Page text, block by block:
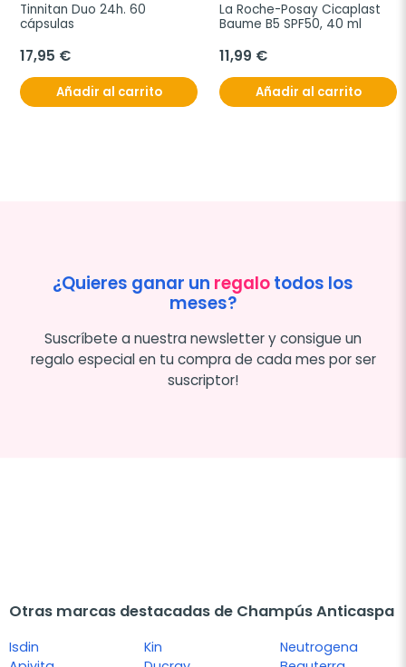
Tinnitan Duo 24h. 60
cápsulas
17,95 €
Añadir al carrito
La Roche-Posay Cicaplast
Baume B5 SPF50, 40 ml
11,99 €
Añadir al carrito
¿Quieres ganar un regalotodos los
meses?
Suscríbete a nuestra newsletter y consigue un
regalo especial en tu compra de cada mes por ser
suscriptor!
Otras marcas destacadas de Champús Anticaspa
Isdin
Kin
Neutrogena